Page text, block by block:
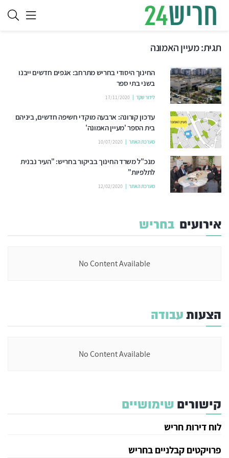
תגית:מעיין האמונה
החינוך היסודי בחריש מתרחב: אגפים חדשים ייבנו
בשני בתי ספר
לידור שקד 17/11/2020
עדכון קורונה: ארבעה מוקדי חשיפה חדשים, ביניהם
בית הספר 'מעיין האמונה'
מערכת האתר 10/07/2020
מנכ"ל משרד החינוך בביקור בחריש: "העיר נבנית
לתלפיות"
מערכת האתר 12/02/2020
אירועים בחריש
No Content Available
הצעותעבודה
No Content Available
קישורים שימושיים
לוח דירות חריש
פרויקטים קבלניים בחריש